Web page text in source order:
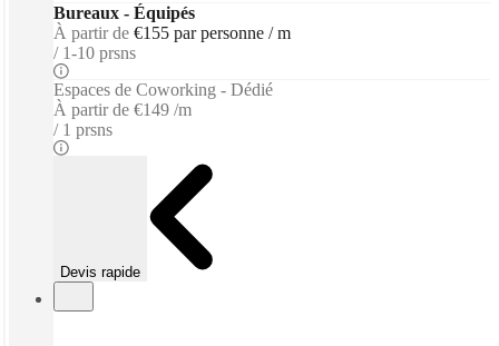
Bureaux - Équipés
À partir de €155 par personne / m
1-10 prsns
Espaces de Coworking - Dédié
À partir de €149 /m
1 prsns
Devis rapide